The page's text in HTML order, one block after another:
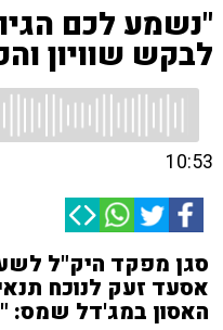
"נשמע לכם
לבקש שוויון
10:53
סגן מפקד היק"ל
אסעד זעק לנוכח
האסון במג'דל שמס: